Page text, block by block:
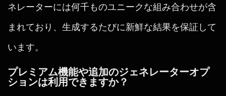
ネレーターには何千ものユニークな組み合わせが含
まれており、生成するたびに新鮮な結果を保証して
います。
プレミアム機能や追加のジェネレーターオプ
ションは利用できますか？